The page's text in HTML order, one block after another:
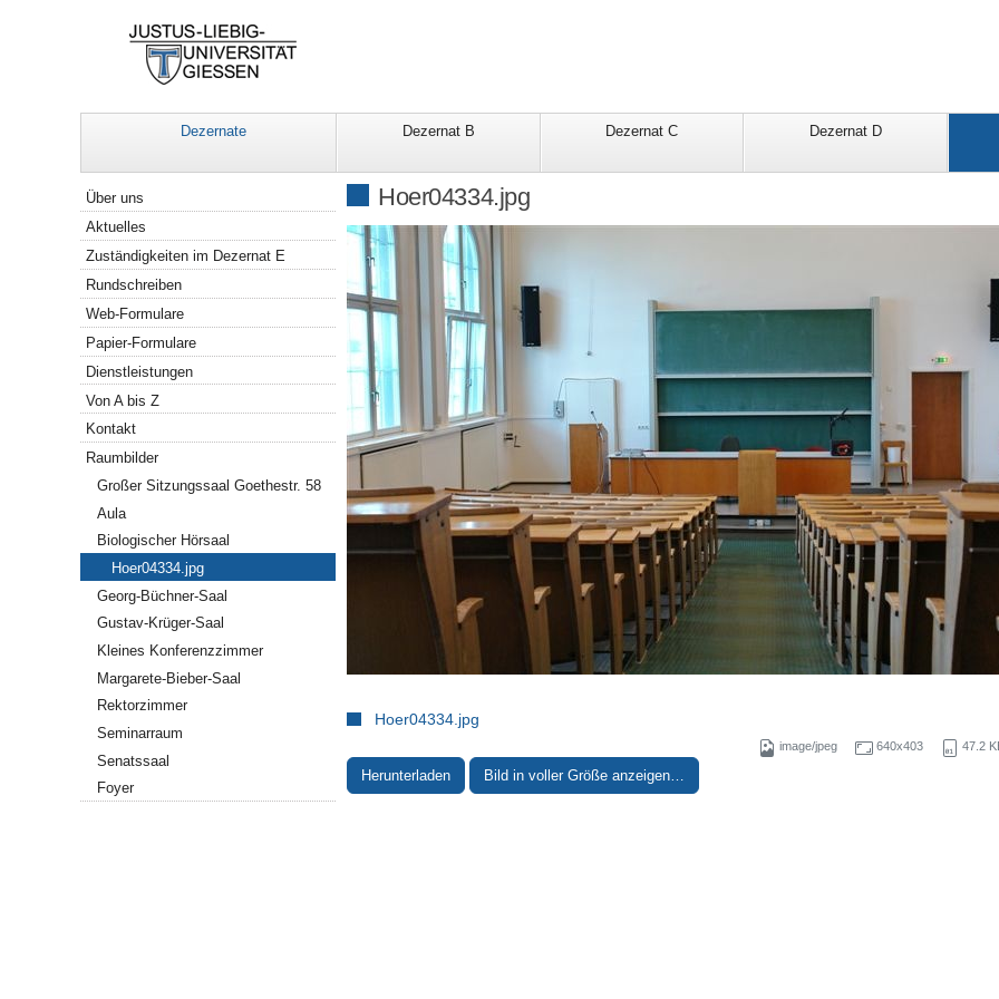
Dezernate Dezernat B Dezernat C Dezernat D
Hoer04334.jpg
Hoer04334.jpg
image/jpeg 640x403 47.2
Herunterladen Bild in voller Größe anzeigen…
Navigation
Über uns
Aktuelles
Zuständigkeiten im Dezernat E
Rundschreiben
Web-Formulare
Papier-Formulare
Dienstleistungen
Von A bis Z
Kontakt
Raumbilder
Großer Sitzungssaal Goethestr. 58
Aula
Biologischer Hörsaal
Hoer04334.jpg
Georg-Büchner-Saal
Gustav-Krüger-Saal
Kleines Konferenzzimmer
Margarete-Bieber-Saal
Rektorzimmer
Seminarraum
Senatssaal
Foyer